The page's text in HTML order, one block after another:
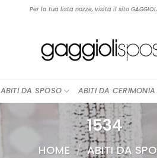
Per la tua lista nozze, visita il sito
ABITI DA SPOSO ABITI DA CERIMONIA
1534
HOME / ABITI DA